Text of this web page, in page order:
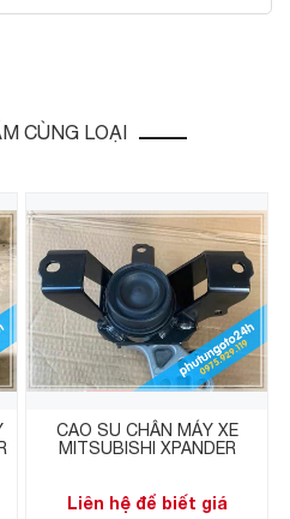
CÙNG LOẠI
CAO SU CHÂN MÁY XE
MITSUBISHI XPANDER
Liên hệ để biết giá